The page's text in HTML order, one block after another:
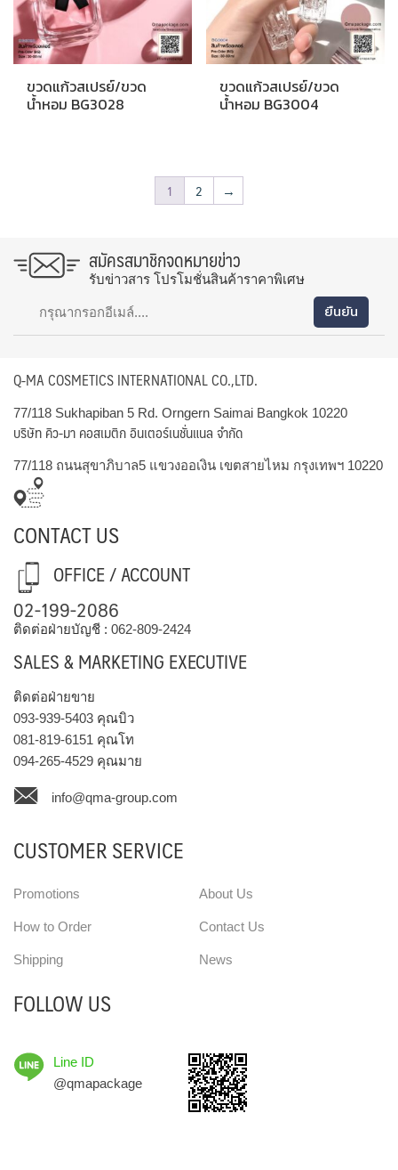
ขวดแก้วสเปรย์/ขวด
น้ำหอม BG3028
ขวดแก้วสเปรย์/ขวด
น้ำหอม BG3004
1 2 →
สมัครสมาชิกจดหมายข่าว
รับข่าวสาร โปรโมชั่นสินค้าราคาพิเศษ
Q-MA COSMETICS INTERNATIONAL CO.,LTD.
77/118 Sukhapiban 5 Rd. Orngern Saimai Bangkok 10220
บริษัท คิว-มา คอสเมติก อินเตอร์เนชั่นแนล จำกัด
77/118 ถนนสุขาภิบาล5 แขวงออเงิน เขตสายไหม กรุงเทพฯ 10220
CONTACT US
OFFICE / ACCOUNT
02-199-2086
ติดต่อฝ่ายบัญชี : 062-809-2424
SALES & MARKETING EXECUTIVE
ติดต่อฝ่ายขาย
093-939-5403 คุณบิว
081-819-6151 คุณโท
094-265-4529 คุณมาย
info@qma-group.com
CUSTOMER SERVICE
Promotions
How to Order
Shipping
About Us
Contact Us
News
FOLLOW US
Line ID
@qmapackage